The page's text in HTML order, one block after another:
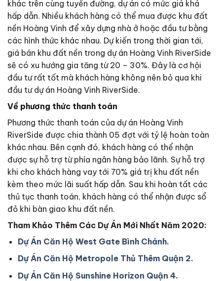
khác trên cùng tuyến đường, dự án có mức giá khá
hấp dẫn. Nhiều khách hàng có thể mua được khu đất
nền Hoàng Vinh để xây dựng nhà ở hoặc đầu tư bằng
các hình thức khác nhau. Dự kiến trong thời gian tới,
giá bán khu đất nền trong dự án Hoàng Vinh RiverSide
sẽ có xu hướng gia tăng từ 20 – 30%. Đây là cơ hội
đầu tư rất tốt mà khách hàng không nên bỏ qua khi
đầu tư dự án Hoàng Vinh RiverSide.
Về phương thức thanh toán
Phương thức thanh toán của dự án Hoàng Vinh
RiverSide được chia thành 05 đợt với tỷ lệ hoàn toàn
khác nhau. Bên cạnh đó, khách hàng có thể nhận
được sự hỗ trợ từ phía ngân hàng bảo lãnh. Sự hỗ trợ
khi cho khách hàng vay tới 70% giá trị khu đất nền
kèm theo mức lãi suất hấp dẫn. Sau khi hoàn tất các
thủ tục thanh toán, khách hàng có thể nhận được sổ
đỏ khi bàn giao khu đất nền.
Tham Khảo Thêm Các Dự Án Mới Nhất Năm 2020:
Dự Án Căn Hộ West Gate Bình Chánh.
Dự Án Căn Hộ Metropole Thủ Thêm Quận 2.
Dự Án Căn Hộ Sunshine Horizon Quận 4.